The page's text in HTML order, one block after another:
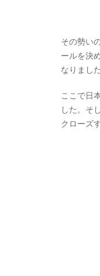
その勢い
ールを決
なりました
ここで日
した。そ
クローズ